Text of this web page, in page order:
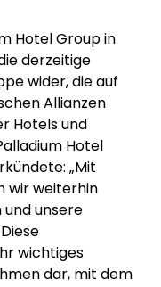
Hotel Group in
derzeitige
wider, die auf
Allianzen
Hotels und
Hotel
„Mit
wir weiterhin
und unsere
wichtiges
dar, mit dem